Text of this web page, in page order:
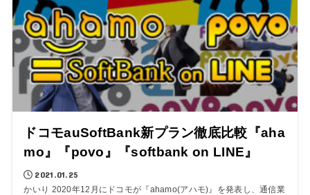
ドコモauSoftBank新プラン徹底比較『aha
mo』『povo』『softbank on LINE』
2021.01.25
かいり 2020年12月にドコモが『ahamo(アハモ)』を発表し、通信業